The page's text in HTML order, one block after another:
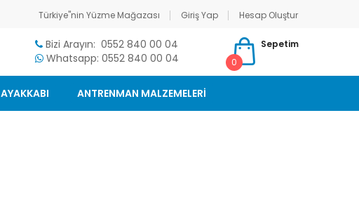
Türkiye"nin Yüzme Mağazası Giriş Yap
Hesap Oluştur
Bizi Arayın: 0552 840 00 04
Whatsapp: 0552 840 00 04
Sepetim
0
AYAKKABI ANTRENMAN MALZEMELERİ